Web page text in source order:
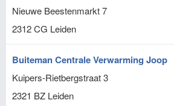
Nieuwe Beestenmarkt 7
2312 CG Leiden
Buiteman Centrale Verwarming Joop
Kuipers-Rietbergstraat 3
2321 BZ Leiden